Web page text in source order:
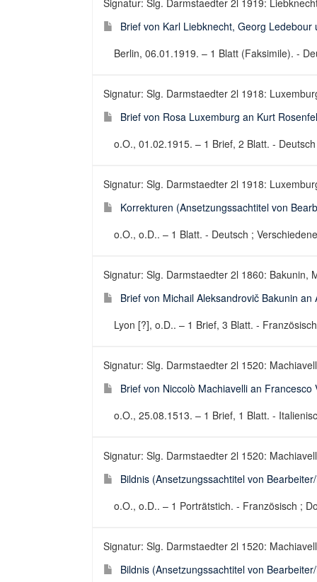
Signatur: Slg. Darmstaedter 2l 1919:
Brief von Karl Liebknecht, Georg
Berlin, 06.01.1919. – 1 Blatt (Faksimile). -
Signatur: Slg. Darmstaedter 2l 1918:
Brief von Rosa Luxemburg an Kurt
o.O., 01.02.1915. – 1 Brief, 2 Blatt. -
Signatur: Slg. Darmstaedter 2l 1918:
Korrekturen (Ansetzungssachtitel von
o.O., o.D.. – 1 Blatt. - Deutsch ;
Signatur: Slg. Darmstaedter 2l 1860: Bakunin,
Brief von Michail Aleksandrovič Bakunin an
Lyon [?], o.D.. – 1 Brief, 3 Blatt. -
Signatur: Slg. Darmstaedter 2l 1520:
Brief von Niccolò Machiavelli an Francesco
o.O., 25.08.1513. – 1 Brief, 1 Blatt. -
Signatur: Slg. Darmstaedter 2l 1520:
Bildnis (Ansetzungssachtitel von
o.O., o.D.. – 1 Porträtstich. - Französisch ;
Signatur: Slg. Darmstaedter 2l 1520:
Bildnis (Ansetzungssachtitel von